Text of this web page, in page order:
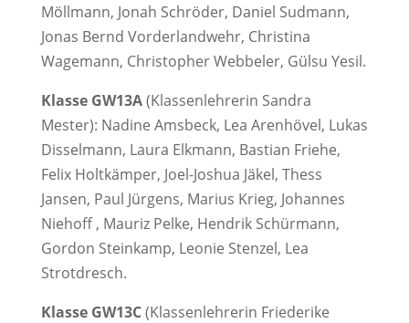
Möllmann, Jonah Schröder, Daniel Sudmann,
Jonas Bernd Vorderlandwehr, Christina
Wagemann, Christopher Webbeler, Gülsu Yesil.
Klasse GW13A(Klassenlehrerin Sandra
Mester): Nadine Amsbeck, Lea Arenhövel, Lukas
Disselmann, Laura Elkmann, Bastian Friehe,
Felix Holtkämper, Joel-Joshua Jäkel, Thess
Jansen, Paul Jürgens, Marius Krieg, Johannes
Niehoff , Mauriz Pelke, Hendrik Schürmann,
Gordon Steinkamp, Leonie Stenzel, Lea
Strotdresch.
Klasse GW13C(Klassenlehrerin Friederike